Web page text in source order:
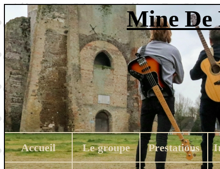
Mine De
Accueil Le groupe Prestations